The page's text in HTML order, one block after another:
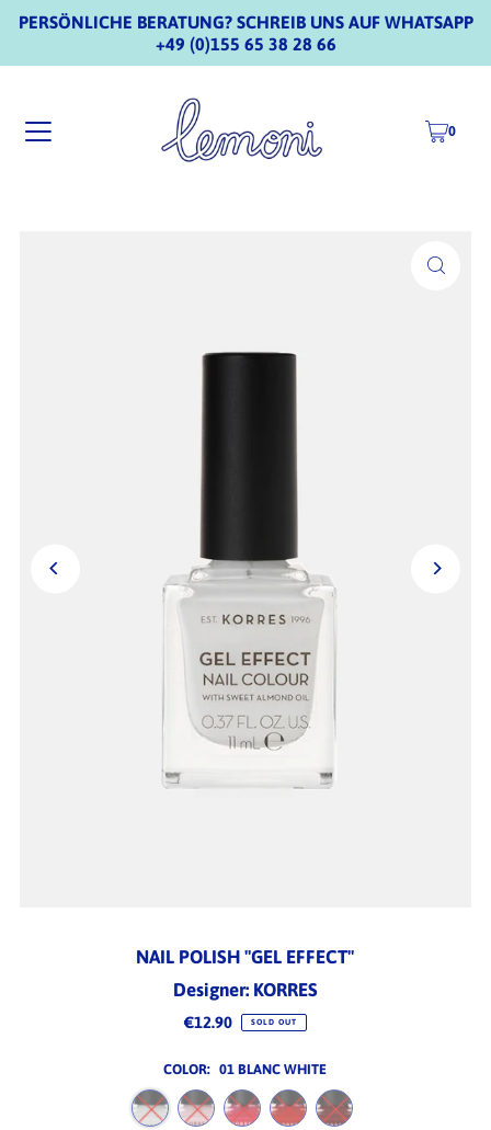
PERSÖNLICHE BERATUNG? SCHREIB UNS AUF WHATSAPP
+49 (0)155 65 38 28 66
0
NAIL POLISH "GEL EFFECT"
Designer: KORRES
€12.90 SOLD OUT
COLOR: 01 BLANC WHITE